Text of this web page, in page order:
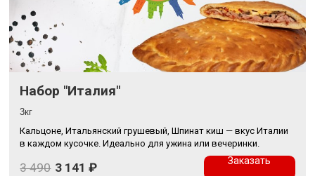
Набор "Италия"
3кг
Кальцоне, Итальянский грушевый, Шпинат киш — вкус Италии
в каждом кусочке. Идеально для ужина или вечеринки.
3 490 3 141 ₽ Заказать